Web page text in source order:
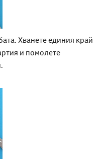
Хванете единия край
и помолете